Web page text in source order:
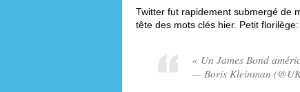
Twitter fut rapidement submergé de
tête des mots clés hier. Petit florilège:
« Un James Bond
— Boris Kleinman